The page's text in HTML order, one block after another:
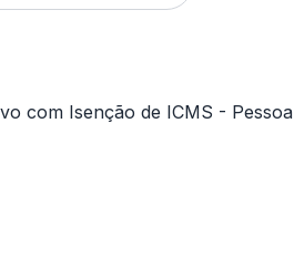
com Isenção de ICMS - Pessoa